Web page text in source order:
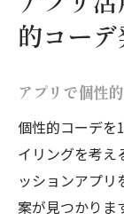
的コーデ
アプリで個性
個性的コーデを
イリングを考え
ッションアプ
案が見つかりま